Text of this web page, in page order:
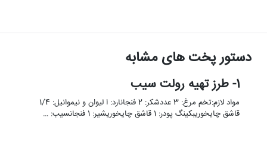
دستور پخت های مشابه
1- طرز تهیه رولت سیب
مواد لازم:تخم مرغ: 3 عددشکر: 2 فنجانارد: ا لیوان و نیموانیل: 1/4
قاشق چایخوریبکینگ پودر: 1 قاشق چایخوریشیر: 1 فنجانسیب: …